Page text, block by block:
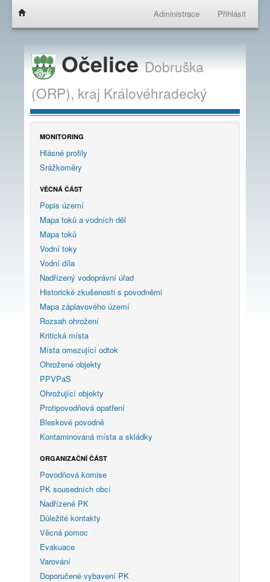
Administrace Přihlásit
OčeliceDobruška
(ORP), kraj Královéhradecký
MONITORING
Hlásné profily
Srážkoměry
VĚCNÁ ČÁST
Popis území
Mapa toků a vodních děl
Mapa toků
Vodní toky
Vodní díla
Nadřízený vodoprávní úřad
Historické zkušenosti s povodněmi
Mapa záplavového území
Rozsah ohrožení
Kritická místa
Místa omezující odtok
Ohrožené objekty
PPVPaS
Ohrožující objekty
Protipovodňová opatření
Bleskové povodně
Kontaminovaná místa a skládky
ORGANIZAČNÍ ČÁST
Povodňová komise
PK sousedních obcí
Nadřízené PK
Důležité kontakty
Věcná pomoc
Evakuace
Varování
Doporučené vybavení PK